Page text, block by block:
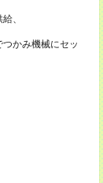
、
かみ機械にセッ